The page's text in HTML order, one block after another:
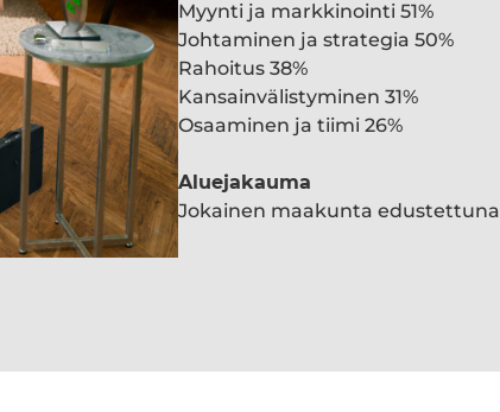
Myynti ja markkinointi 51%
Johtaminen ja strategia 50%
Rahoitus 38%
Kansainvälistyminen 31%
Osaaminen ja tiimi 26%
Aluejakauma
Jokainen maakunta edustettuna